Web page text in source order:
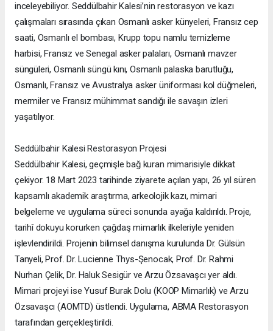
inceleyebiliyor. Seddülbahir Kalesi’nin restorasyon ve kazı
çalışmaları sırasında çıkan Osmanlı asker künyeleri, Fransız cep
saati, Osmanlı el bombası, Krupp topu namlu temizleme
harbisi, Fransız ve Senegal asker palaları, Osmanlı mavzer
süngüleri, Osmanlı süngü kını, Osmanlı palaska barutluğu,
Osmanlı, Fransız ve Avustralya asker üniforması kol düğmeleri,
mermiler ve Fransız mühimmat sandığı ile savaşın izleri
yaşatılıyor.
Seddülbahir Kalesi Restorasyon Projesi
Seddülbahir Kalesi, geçmişle bağ kuran mimarisiyle dikkat
çekiyor. 18 Mart 2023 tarihinde ziyarete açılan yapı, 26 yıl süren
kapsamlı akademik araştırma, arkeolojik kazı, mimari
belgeleme ve uygulama süreci sonunda ayağa kaldırıldı. Proje,
tarihî dokuyu korurken çağdaş mimarlık ilkeleriyle yeniden
işlevlendirildi. Projenin bilimsel danışma kurulunda Dr. Gülsün
Tanyeli, Prof. Dr. Lucienne Thys-Şenocak, Prof. Dr. Rahmi
Nurhan Çelik, Dr. Haluk Sesigür ve Arzu Özsavaşcı yer aldı.
Mimari projeyi ise Yusuf Burak Dolu (KOOP Mimarlık) ve Arzu
Özsavaşcı (AOMTD) üstlendi. Uygulama, ABMA Restorasyon
tarafından gerçekleştirildi.